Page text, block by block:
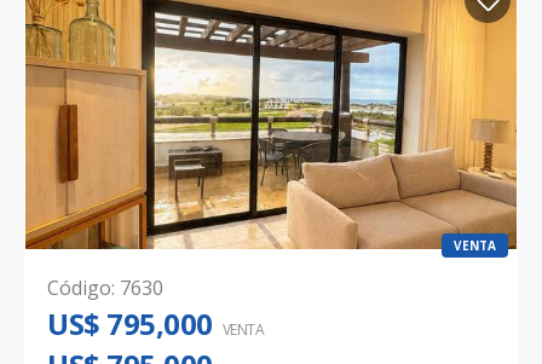
VENTA
Código: 7630
US$ 795,000 VENTA